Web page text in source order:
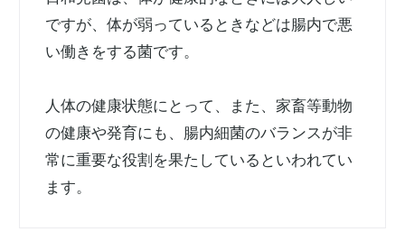
ですが、体が弱っているときなどは腸内で悪
い働きをする菌です。
人体の健康状態にとって、また、家畜等動物
の健康や発育にも、腸内細菌のバランスが非
常に重要な役割を果たしているといわれてい
ます。